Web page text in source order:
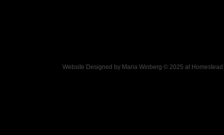
Website Designed by Maria Winberg © 2025 at